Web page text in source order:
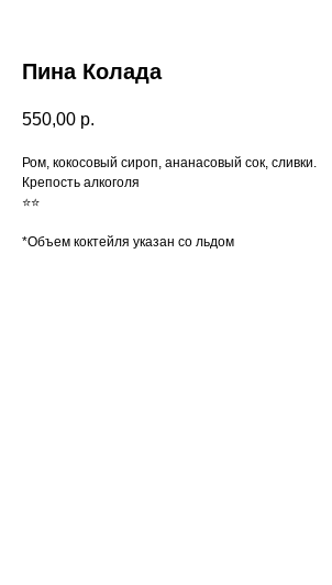
Пина Колада
550,00 р.
Ром, кокосовый сироп, ананасовый сок, сливки.
Крепость алкоголя
⭐️⭐️
*Объем коктейля указан со льдом